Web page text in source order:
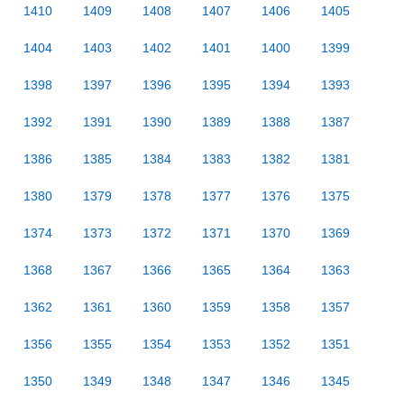
1410 1409 1408 1407 1406 1405
1404 1403 1402 1401 1400 1399
1398 1397 1396 1395 1394 1393
1392 1391 1390 1389 1388 1387
1386 1385 1384 1383 1382 1381
1380 1379 1378 1377 1376 1375
1374 1373 1372 1371 1370 1369
1368 1367 1366 1365 1364 1363
1362 1361 1360 1359 1358 1357
1356 1355 1354 1353 1352 1351
1350 1349 1348 1347 1346 1345